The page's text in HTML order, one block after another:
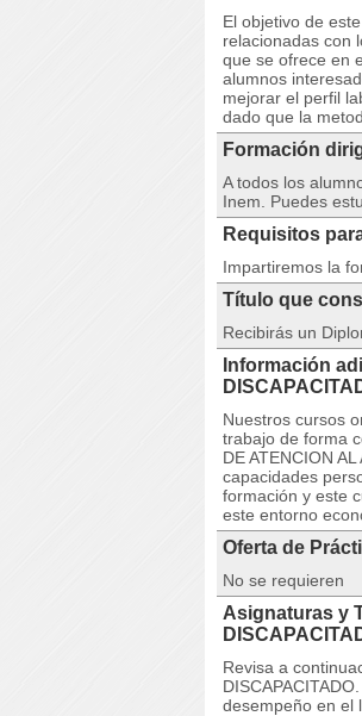
El objetivo de
relacionadas con
que se ofrece en
alumnos
mejorar el perfil
dado que la
Formación
A todos los
Inem. Puedes
Requisitos
Impartiremos la
Título que
Recibirás un
Información
Nuestros cursos
trabajo de forma
DE ATENCION
capacidades
formación y este
este entorno
Oferta de
No se requieren
Asignaturas y
Revisa a
desempeño en el